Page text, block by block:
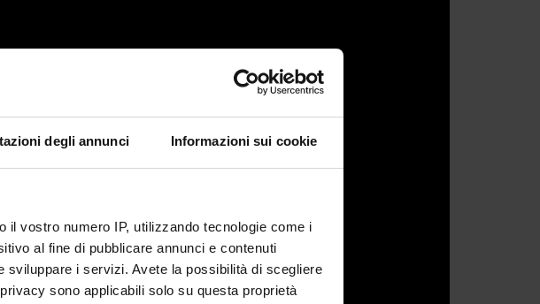
degli annunci Informazioni sui cookie
il vostro numero IP, utilizzando tecnologie come i
al fine di pubblicare annunci e contenuti
i servizi. Avete la possibilità di scegliere
sono applicabili solo su questa proprietà